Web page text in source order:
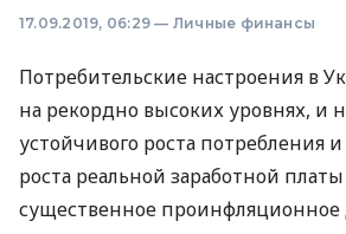
17.09.2019, 06:29 — Личные финансы
Потребительские настроения в
на рекордно высоких уровнях, и
устойчивого роста потребления
роста реальной заработной
существенное проинфляционное